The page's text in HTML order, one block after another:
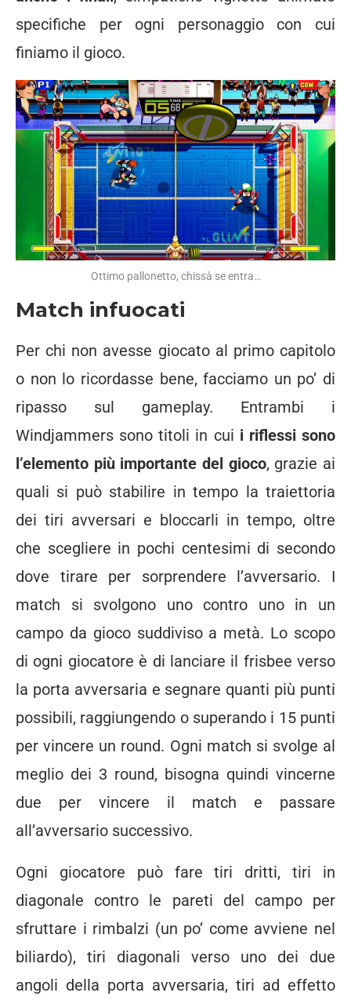
specifiche per ogni personaggio con cui
finiamo il gioco.
Ottimo pallonetto, chissà se entra…
Match infuocati
Per chi non avesse giocato al primo capitolo
o non lo ricordasse bene, facciamo un po’ di
ripasso sul gameplay. Entrambi i
Windjammers sono titoli in cui i riflessi sono
l’elemento più importante del gioco, grazie ai
quali si può stabilire in tempo la traiettoria
dei tiri avversari e bloccarli in tempo, oltre
che scegliere in pochi centesimi di secondo
dove tirare per sorprendere l’avversario. I
match si svolgono uno contro uno in un
campo da gioco suddiviso a metà. Lo scopo
di ogni giocatore è di lanciare il frisbee verso
la porta avversaria e segnare quanti più punti
possibili, raggiungendo o superando i 15 punti
per vincere un round. Ogni match si svolge al
meglio dei 3 round, bisogna quindi vincerne
due per vincere il match e passare
all’avversario successivo.
Ogni giocatore può fare tiri dritti, tiri in
diagonale contro le pareti del campo per
sfruttare i rimbalzi (un po’ come avviene nel
biliardo), tiri diagonali verso uno dei due
angoli della porta avversaria, tiri ad effetto